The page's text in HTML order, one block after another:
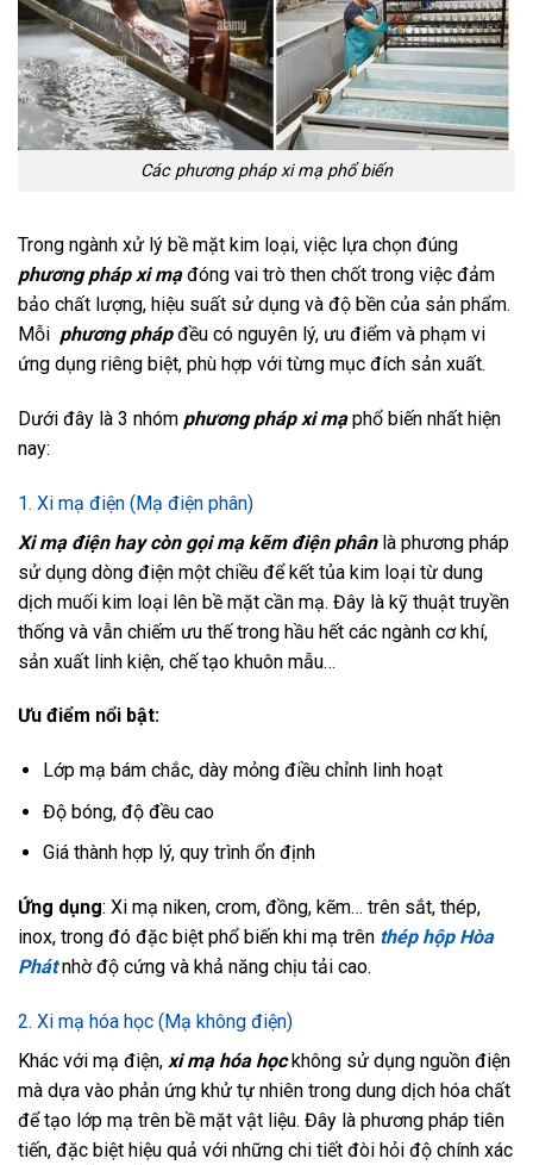
Các phương pháp xi mạ phổ biến
Trong ngành xử lý bề mặt kim loại, việc lựa chọn đúng
phương pháp xi mạđóng vai trò then chốt trong việc đảm
bảo chất lượng, hiệu suất sử dụng và độ bền của sản phẩm.
Mỗi phương phápđều có nguyên lý, ưu điểm và phạm vi
ứng dụng riêng biệt, phù hợp với từng mục đích sản xuất.
Dưới đây là 3 nhóm phương pháp xi mạphổ biến nhất hiện
nay:
1. Xi mạ điện (Mạ điện phân)
Xi mạ điện hay còn gọi mạ kẽm điện phânlà phương pháp
sử dụng dòng điện một chiều để kết tủa kim loại từ dung
dịch muối kim loại lên bề mặt cần mạ. Đây là kỹ thuật truyền
thống và vẫn chiếm ưu thế trong hầu hết các ngành cơ khí,
sản xuất linh kiện, chế tạo khuôn mẫu…
Ưu điểm nổi bật:
Lớp mạ bám chắc, dày mỏng điều chỉnh linh hoạt
Độ bóng, độ đều cao
Giá thành hợp lý, quy trình ổn định
Ứng dụng: Xi mạ niken, crom, đồng, kẽm… trên sắt, thép,
inox, trong đó đặc biệt phổ biến khi mạ trên thép hộp Hòa
Phátnhờ độ cứng và khả năng chịu tải cao.
2. Xi mạ hóa học (Mạ không điện)
Khác với mạ điện, xi mạ hóa họckhông sử dụng nguồn điện
mà dựa vào phản ứng khử tự nhiên trong dung dịch hóa chất
để tạo lớp mạ trên bề mặt vật liệu. Đây là phương pháp tiên
tiến, đặc biệt hiệu quả với những chi tiết đòi hỏi độ chính xác